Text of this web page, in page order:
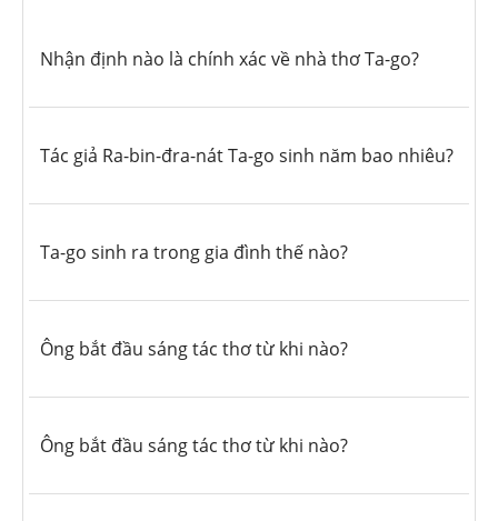
Nhận định nào là chính xác về nhà thơ Ta-go?
Tác giả Ra-bin-đra-nát Ta-go sinh năm bao nhiêu?
Ta-go sinh ra trong gia đình thế nào?
Ông bắt đầu sáng tác thơ từ khi nào?
Ông bắt đầu sáng tác thơ từ khi nào?